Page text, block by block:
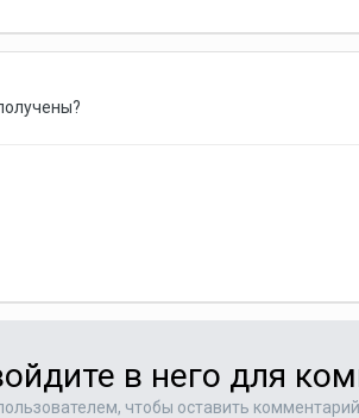
в него для
чтобы оставить комментарий